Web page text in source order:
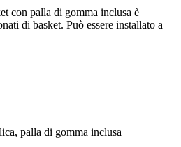
con palla di gomma inclusa è
di basket. Può essere installato a
palla di gomma inclusa